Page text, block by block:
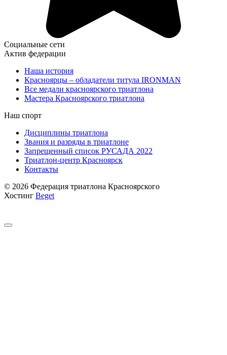
Социальные сети
Актив федерации
Наша история
Красноярцы – обладатели титула IRONMAN
Все медали красноярского триатлона
Мастера Красноярского триатлона
Наш спорт
Дисциплины триатлона
Звания и разряды в триатлоне
Запрещенный список РУСАДА 2022
Триатлон-центр Красноярск
Контакты
© 2026 Федерация триатлона Красноярского
Хостинг Beget